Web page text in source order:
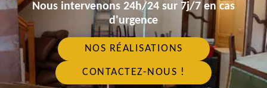
Nous intervenons 24h/24 sur 7j/7 en cas
d'urgence
NOS RÉALISATIONS
CONTACTEZ-NOUS !